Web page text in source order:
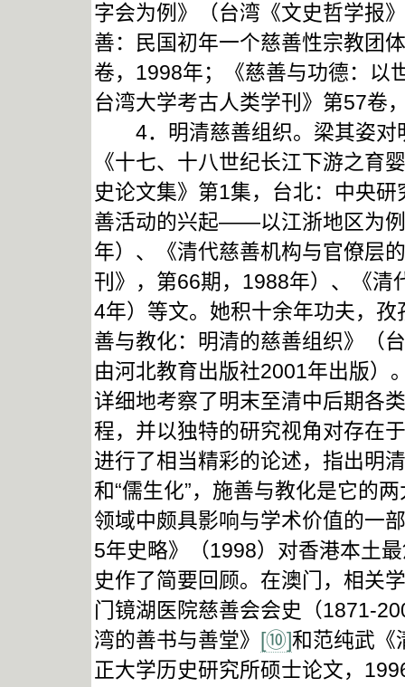
字会为例》（台湾《文史哲学报
善：民国初年一个慈善性宗教团
卷，1998年；《慈善与功德：以
台湾大学考古人类学刊》第57卷
4．明清慈善组织。梁其姿对
《十七、十八世纪长江下游之育
史论文集》第1集，台北：中央
善活动的兴起——以江浙地区为
年）、《清代慈善机构与官僚层
刊》，第66期，1988年）、《清
4年）等文。她积十余年功夫，
善与教化：明清的慈善组织》（
由河北教育出版社2001年出版）
详细地考察了明末至清中后期各
程，并以独特的研究视角对存在
进行了相当精彩的论述，指出明
和“儒生化”，施善与教化是它的
领域中颇具影响与学术价值的一
5年史略》（1998）对香港本土
史作了简要回顾。在澳门，相关
门镜湖医院慈善会会史（1871-
湾的善书与善堂》 [⑩]和范纯武《
正大学历史研究所硕士论文，